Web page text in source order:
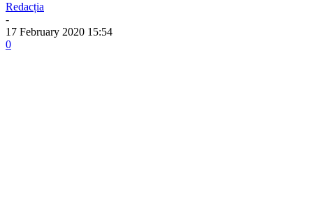
Redacția
-
17 February 2020 15:54
0